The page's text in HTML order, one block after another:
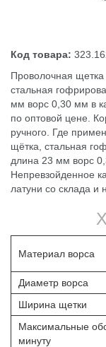
Код товара:
Проволочная
стальная
мм ворс 0,30 мм в
по оптовой цене.
ручного. Где
щётка, стальная
длина 23 мм ворс
Непревзойденное
латуни со склада и
Материал ворса
Диаметр ворса
Ширина щетки
Максимальные
минуту